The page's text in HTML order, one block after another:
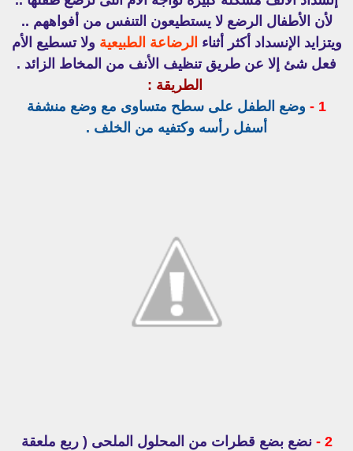
لأن الأطفال الرضع لا يستطيعون التنفس من أفواههم ..
ويتزايد الإنسداد أكثر أثناء الرضاعة الطبيعية ولا تسطيع الأم
فعل شئ إلا عن طريق تنظيف الأنف من المخاط الزائد .
الطريقة :
1 -
وضع الطفل على سطح متساوى مع وضع منشفة
أسفل رأسه وكتفيه من الخلف .
2 -
نضع بضع قطرات من المحلول الملحى ( ربع ملعقة